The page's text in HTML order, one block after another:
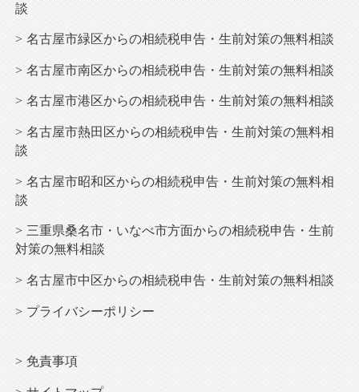
談
名古屋市緑区からの相続税申告・生前対策の無料相談
名古屋市南区からの相続税申告・生前対策の無料相談
名古屋市港区からの相続税申告・生前対策の無料相談
名古屋市熱田区からの相続税申告・生前対策の無料相
談
名古屋市昭和区からの相続税申告・生前対策の無料相
談
三重県桑名市・いなべ市方面からの相続税申告・生前
対策の無料相談
名古屋市中区からの相続税申告・生前対策の無料相談
プライバシーポリシー
免責事項